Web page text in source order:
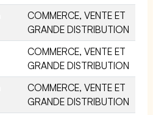
COMMERCE, VENTE ET
GRANDE DISTRIBUTION
COMMERCE, VENTE ET
GRANDE DISTRIBUTION
COMMERCE, VENTE ET
GRANDE DISTRIBUTION